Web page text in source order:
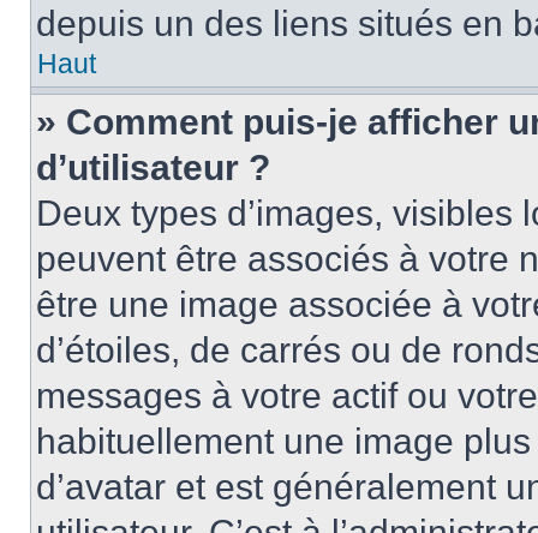
depuis un des liens situés en
Haut
» Comment puis-je afficher
d’utilisateur ?
Deux types d’images,
peuvent être associés à votre
être une image associée à
d’étoiles, de carrés ou de
messages à votre actif ou
habituellement une image
d’avatar et est généralement